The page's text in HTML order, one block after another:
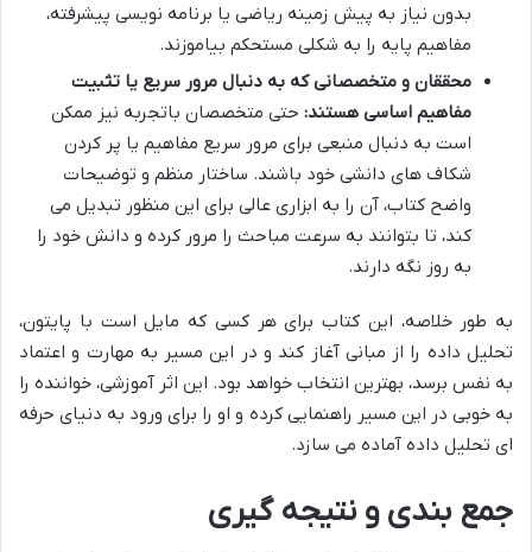
بدون نیاز به پیش زمینه ریاضی یا برنامه نویسی پیشرفته،
مفاهیم پایه را به شکلی مستحکم بیاموزند.
محققان و متخصصانی که به دنبال مرور سریع یا تثبیت
مفاهیم اساسی هستند: حتی متخصصان باتجربه نیز ممکن
است به دنبال منبعی برای مرور سریع مفاهیم یا پر کردن
شکاف های دانشی خود باشند. ساختار منظم و توضیحات
واضح کتاب، آن را به ابزاری عالی برای این منظور تبدیل می
کند، تا بتوانند به سرعت مباحث را مرور کرده و دانش خود را
به روز نگه دارند.
به طور خلاصه، این کتاب برای هر کسی که مایل است با پایتون،
تحلیل داده را از مبانی آغاز کند و در این مسیر به مهارت و اعتماد
به نفس برسد، بهترین انتخاب خواهد بود. این اثر آموزشی، خواننده را
به خوبی در این مسیر راهنمایی کرده و او را برای ورود به دنیای حرفه
ای تحلیل داده آماده می سازد.
جمع بندی و نتیجه گیری